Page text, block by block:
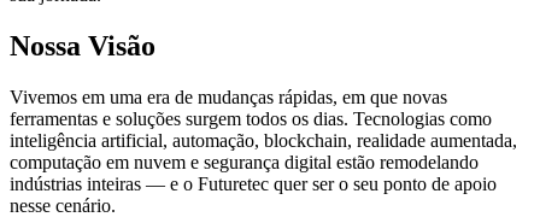
Nossa Visão
Vivemos em uma era de mudanças rápidas, em que novas
ferramentas e soluções surgem todos os dias. Tecnologias como
inteligência artificial, automação, blockchain, realidade aumentada,
computação em nuvem e segurança digital estão remodelando
indústrias inteiras — e o Futuretec quer ser o seu ponto de apoio
nesse cenário.